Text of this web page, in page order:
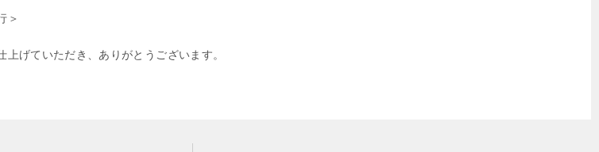
＞
げていただき、ありがとうございます。